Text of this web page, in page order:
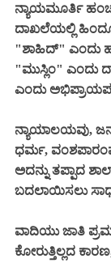
ನ್ಯಾಯಮೂರ್ತಿ
ದಾಖಲೆಯಲ್ಲಿ
"ಶಾಹಿದ್" ಎಂದು
"ಮುಸ್ಲಿಂ" ಎಂದು
ಎಂದು
ನ್ಯಾಯಾಲಯವು,
ಧರ್ಮ,
ಅದನ್ನು ತಪ್ಪಾದ
ಬದಲಾಯಿಸಲು
ವಾದಿಯು ಜಾತಿ
ಕೋರುತ್ತಿಲ್ಲದ